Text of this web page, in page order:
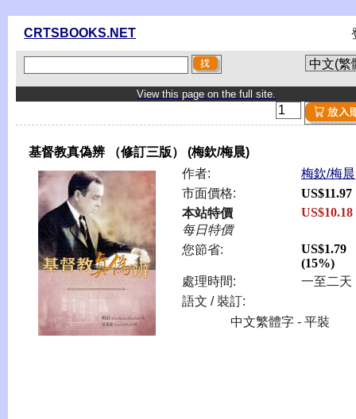
CRTSBOOKS.NET
View this page on the full site.
基督教真偽辨 （修訂三版） (梅欽/梅晨)
作者:
梅欽/梅晨
市面價格:
US$11.97
本站特價
每日特價
US$10.18
您節省:
US$1.79
(15%)
處理時間:
一至二天
語文 / 裝訂:
中文繁體字 - 平裝